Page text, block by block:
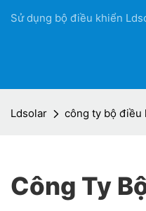
Sử dụng bộ điều khiển
Ldsolar công ty bộ điều
Công Ty